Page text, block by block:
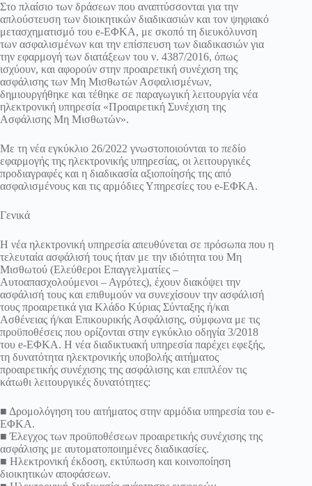
Στο πλαίσιο των δράσεων που αναπτύσσονται για την
απλούστευση των διοικητικών διαδικασιών και τον ψηφιακό
μετασχηματισμό του e-ΕΦΚΑ, με σκοπό τη διευκόλυνση
των ασφαλισμένων και την επίσπευση των διαδικασιών για
την εφαρμογή των διατάξεων του ν. 4387/2016, όπως
ισχύουν, και αφορούν στην προαιρετική συνέχιση της
ασφάλισης των Μη Μισθωτών Ασφαλισμένων,
δημιουργήθηκε και τέθηκε σε παραγωγική λειτουργία νέα
ηλεκτρονική υπηρεσία «Προαιρετική Συνέχιση της
Ασφάλισης Μη Μισθωτών».
Με τη νέα εγκύκλιο 26/2022 γνωστοποιούνται το πεδίο
εφαρμογής της ηλεκτρονικής υπηρεσίας, οι λειτουργικές
προδιαγραφές και η διαδικασία αξιοποίησής της από
ασφαλισμένους και τις αρμόδιες Υπηρεσίες του e-ΕΦΚΑ.
Γενικά
Η νέα ηλεκτρονική υπηρεσία απευθύνεται σε πρόσωπα που η
τελευταία ασφάλισή τους ήταν με την ιδιότητα του Μη
Μισθωτού (Ελεύθεροι Επαγγελματίες –
Αυτοαπασχολούμενοι – Αγρότες), έχουν διακόψει την
ασφάλισή τους και επιθυμούν να συνεχίσουν την ασφάλισή
τους προαιρετικά για Κλάδο Κύριας Σύνταξης ή/και
Ασθένειας ή/και Επικουρικής Ασφάλισης, σύμφωνα με τις
προϋποθέσεις που ορίζονται στην εγκύκλιο οδηγία 3/2018
του e-ΕΦΚΑ. Η νέα διαδικτυακή υπηρεσία παρέχει εφεξής,
τη δυνατότητα ηλεκτρονικής υποβολής αιτήματος
προαιρετικής συνέχισης της ασφάλισης και επιπλέον τις
κάτωθι λειτουργικές δυνατότητες:
■ Δρομολόγηση του αιτήματος στην αρμόδια υπηρεσία του e-
ΕΦΚΑ.
■ Έλεγχος των προϋποθέσεων προαιρετικής συνέχισης της
ασφάλισης με αυτοματοποιημένες διαδικασίες.
■ Ηλεκτρονική έκδοση, εκτύπωση και κοινοποίηση
διοικητικών αποφάσεων.